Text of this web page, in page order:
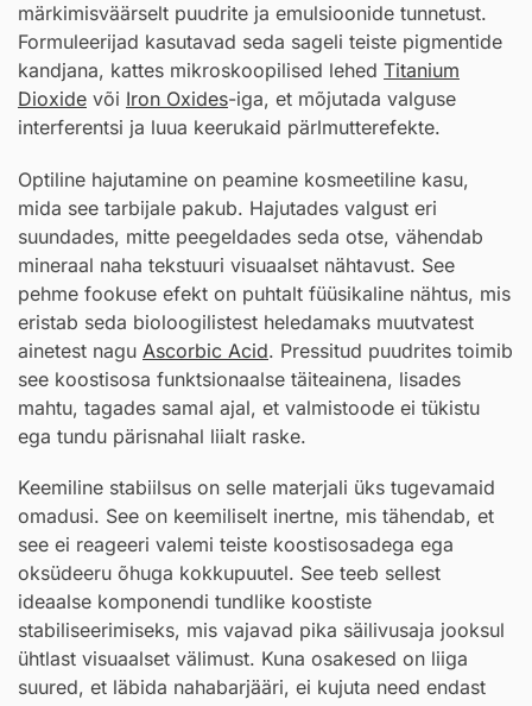
märkimisväärselt puudrite ja emulsioonide tunnetust.
Formuleerijad kasutavad seda sageli teiste pigmentide
kandjana, kattes mikroskoopilised lehed Titanium
Dioxide või Iron Oxides-iga, et mõjutada valguse
interferentsi ja luua keerukaid pärlmutterefekte.
Optiline hajutamine on peamine kosmeetiline kasu,
mida see tarbijale pakub. Hajutades valgust eri
suundades, mitte peegeldades seda otse, vähendab
mineraal naha tekstuuri visuaalset nähtavust. See
pehme fookuse efekt on puhtalt füüsikaline nähtus, mis
eristab seda bioloogilistest heledamaks muutvatest
ainetest nagu Ascorbic Acid. Pressitud puudrites toimib
see koostisosa funktsionaalse täiteainena, lisades
mahtu, tagades samal ajal, et valmistoode ei tükistu
ega tundu pärisnahal liialt raske.
Keemiline stabiilsus on selle materjali üks tugevamaid
omadusi. See on keemiliselt inertne, mis tähendab, et
see ei reageeri valemi teiste koostisosadega ega
oksüdeeru õhuga kokkupuutel. See teeb sellest
ideaalse komponendi tundlike koostiste
stabiliseerimiseks, mis vajavad pika säilivusaja jooksul
ühtlast visuaalset välimust. Kuna osakesed on liiga
suured, et läbida nahabarjääri, ei kujuta need endast